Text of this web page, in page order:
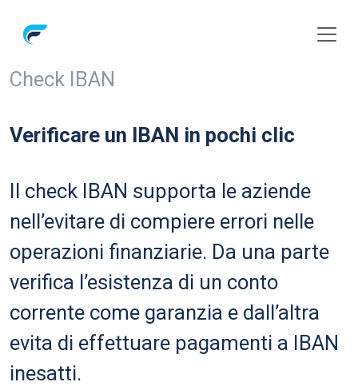
Check IBAN
Verificare un IBAN in pochi clic
Il check IBAN supporta le aziende
nell’evitare di compiere errori nelle
operazioni finanziarie. Da una parte
verifica l’esistenza di un conto
corrente come garanzia e dall’altra
evita di effettuare pagamenti a IBAN
inesatti.